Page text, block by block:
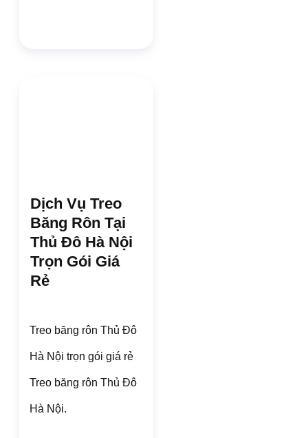
Dịch Vụ Treo
Băng Rôn Tại
Thủ Đô Hà Nội
Trọn Gói Giá
Rẻ
Treo băng rôn Thủ Đô
Hà Nội trọn gói giá rẻ
Treo băng rôn Thủ Đô
Hà Nội.